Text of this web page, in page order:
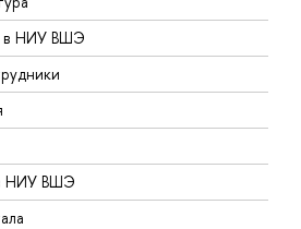
в НИУ ВШЭ
НИУ ВШЭ